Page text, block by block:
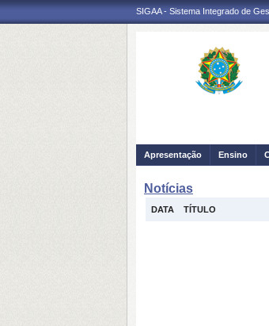
SIGAA - Sistema Integrado de
Apresentação Ensino
Notícias
DATA TÍTULO